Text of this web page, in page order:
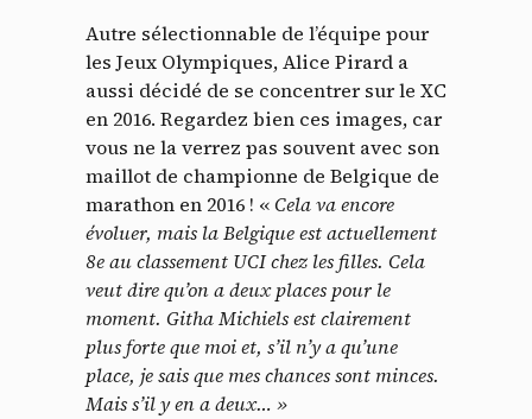
Autre sélectionnable de l’équipe pour
les Jeux Olympiques, Alice Pirard a
aussi décidé de se concentrer sur le XC
en 2016. Regardez bien ces images, car
vous ne la verrez pas souvent avec son
maillot de championne de Belgique de
marathon en 2016 ! «Cela va encore
évoluer, mais la Belgique est actuellement
8e au classement UCI chez les filles. Cela
veut dire qu’on a deux places pour le
moment. Githa Michiels est clairement
plus forte que moi et, s’il n’y a qu’une
place, je sais que mes chances sont minces.
Mais s’il y en a deux… »